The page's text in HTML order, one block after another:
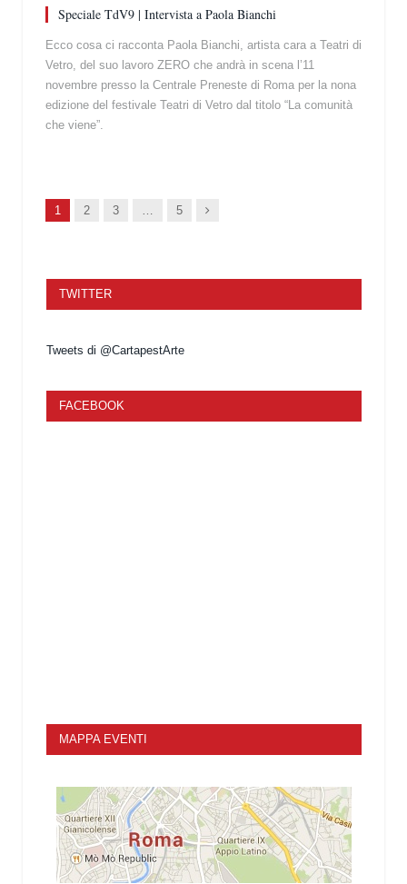
Speciale TdV9 | Intervista a Paola Bianchi
Ecco cosa ci racconta Paola Bianchi, artista cara a Teatri di
Vetro, del suo lavoro ZERO che andrà in scena l’11
novembre presso la Centrale Preneste di Roma per la nona
edizione del festivale Teatri di Vetro dal titolo “La comunità
che viene”.
1 2 3 … 5 Succ.
TWITTER
Tweets di @CartapestArte
FACEBOOK
MAPPA EVENTI